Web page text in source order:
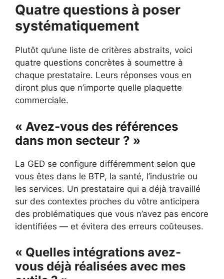
Quatre questions à poser
systématiquement
Plutôt qu’une liste de critères abstraits, voici
quatre questions concrètes à soumettre à
chaque prestataire. Leurs réponses vous en
diront plus que n’importe quelle plaquette
commerciale.
« Avez-vous des références
dans mon secteur ? »
La GED se configure différemment selon que
vous êtes dans le BTP, la santé, l’industrie ou
les services. Un prestataire qui a déjà travaillé
sur des contextes proches du vôtre anticipera
des problématiques que vous n’avez pas encore
identifiées — et évitera des erreurs coûteuses.
« Quelles intégrations avez-
vous déjà réalisées avec mes